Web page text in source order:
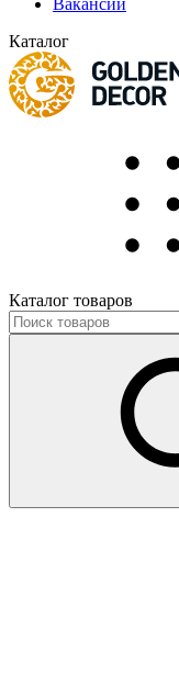
Вакансии
Каталог
Каталог товаров